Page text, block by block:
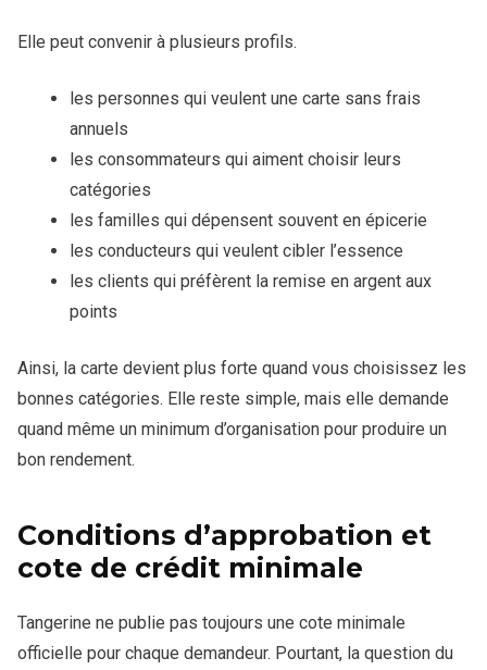
Elle peut convenir à plusieurs profils.
les personnes qui veulent une carte sans frais
annuels
les consommateurs qui aiment choisir leurs
catégories
les familles qui dépensent souvent en épicerie
les conducteurs qui veulent cibler l’essence
les clients qui préfèrent la remise en argent aux
points
Ainsi, la carte devient plus forte quand vous choisissez les
bonnes catégories. Elle reste simple, mais elle demande
quand même un minimum d’organisation pour produire un
bon rendement.
Conditions d’approbation et
cote de crédit minimale
Tangerine ne publie pas toujours une cote minimale
officielle pour chaque demandeur. Pourtant, la question du